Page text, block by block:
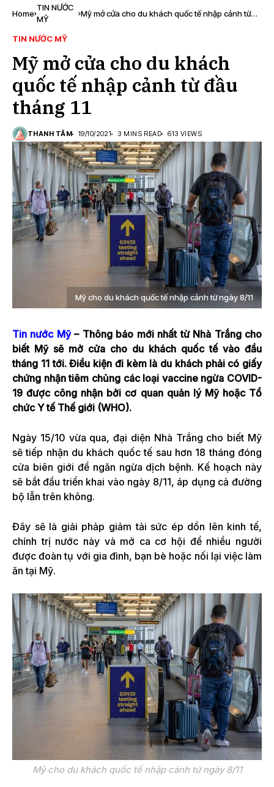
Home
TIN NƯỚC
MỸ
Mỹ mở cửa cho du khách quốc tế nhập cảnh từ
TIN NƯỚC MỸ
Mỹ mở cửa cho du khách
quốc tế nhập cảnh từ đầu
tháng 11
THANH TÂM 19/10/2021 3 MINS READ 613 VIEWS
Mỹ cho du khách quốc tế nhập cảnh từ ngày 8/11
Tin nước Mỹ– Thông báo mới nhất từ Nhà Trắng cho
biết Mỹ sẽ mở cửa cho du khách quốc tế vào đầu
tháng 11 tới. Điều kiện đi kèm là du khách phải có giấy
chứng nhận tiêm chủng các loại vaccine ngừa COVID-
19 được công nhận bởi cơ quan quản lý Mỹ hoặc Tổ
chức Y tế Thế giới (WHO).
Ngày 15/10 vừa qua, đại diện Nhà Trắng cho biết Mỹ
sẽ tiếp nhận du khách quốc tế sau hơn 18 tháng đóng
cửa biên giới để ngăn ngừa dịch bệnh. Kế hoạch này
sẽ bắt đầu triển khai vào ngày 8/11, áp dụng cả đường
bộ lẫn trên không.
Đây sẽ là giải phảp giảm tải sức ép dồn lên kinh tế,
chính trị nước này và mở ca cơ hội để nhiều người
được đoàn tụ với gia đình, bạn bè hoặc nối lại việc làm
ăn tại Mỹ.
Mỹ cho du khách quốc tế nhập cảnh từ ngày 8/11